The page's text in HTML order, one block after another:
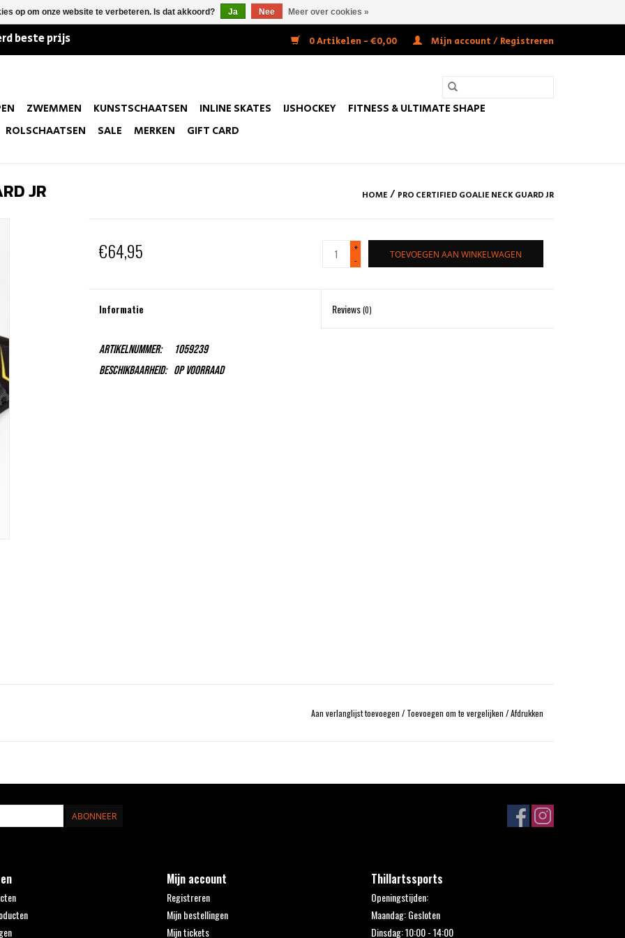
beste prijs 0 Artikelen - €0,00 Mijn account / Registreren
ZWEMMEN KUNSTSCHAATSEN INLINE SKATES IJSHOCKEY
FITNESS & ULTIMATE SHAPE
ROLSCHAATSEN
SALE MERKEN GIFT CARD
JR HOME / PRO CERTIFIED GOALIE NECK GUARD JR
€64,95
+
-
TOEVOEGEN AAN WINKELWAGEN
Informatie Reviews(0)
Artikelnummer:
1059239
Beschikbaarheid: Op voorraad
Aan verlanglijst toevoegen / Toevoegen om te vergelijken /Afdrukken
ABONNEER
Mijn account
Registreren
Mijn bestellingen
Mijn tickets
Thillartssports
Openingstijden:
Maandag: Gesloten
Dinsdag: 10:00 - 14:00
op om onze website te verbeteren. Is dat akkoord? Ja Nee Meer over cookies »